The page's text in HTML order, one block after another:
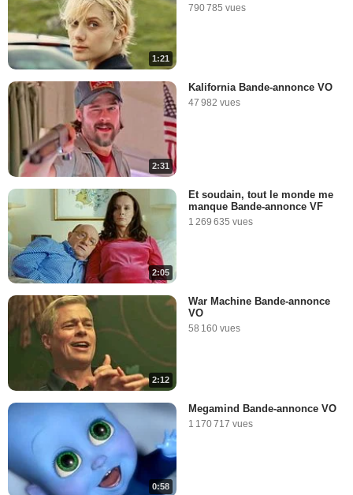
1:21
790 785 vues
2:31
Kalifornia Bande-annonce VO
47 982 vues
2:05
Et soudain, tout le monde me
manque Bande-annonce VF
1 269 635 vues
2:12
War Machine Bande-annonce
VO
58 160 vues
0:58
Megamind Bande-annonce VO
1 170 717 vues